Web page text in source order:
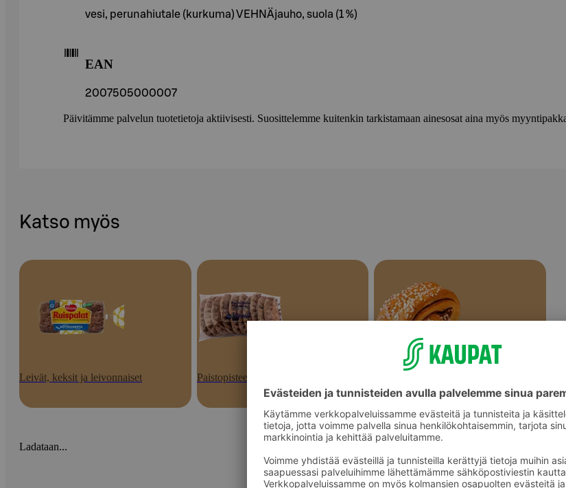
vesi, perunahiutale (kurkuma) VEHNÄjauho, suola (1 %)
EAN
2007505000007
Päivitämme palvelun tuotetietoja aktiivisesti. Suosittelemme kuitenkin tarkistamaan ainesosat aina myös
Katso myös
Leivät, keksit ja leivonnaiset Paistopisteen tuotteet
Ladataan...